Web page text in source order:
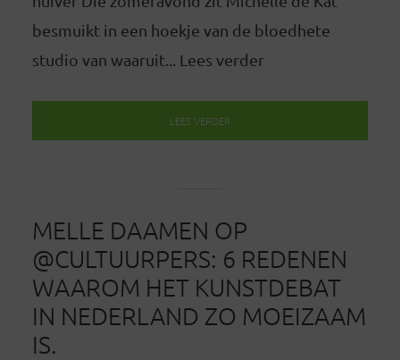
besmuikt in een hoekje van de bloedhete
studio van waaruit... Lees verder
LEES VERDER
MELLE DAAMEN OP
@CULTUURPERS: 6 REDENEN
WAAROM HET KUNSTDEBAT
IN NEDERLAND ZO MOEIZAAM
IS.